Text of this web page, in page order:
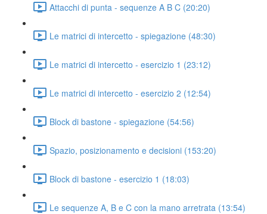
Attacchi di punta - sequenze A B C (20:20)
Le matrici di intercetto - spiegazione (48:30)
Le matrici di intercetto - esercizio 1 (23:12)
Le matrici di intercetto - esercizio 2 (12:54)
Block di bastone - spiegazione (54:56)
Spazio, posizionamento e decisioni (153:20)
Block di bastone - esercizio 1 (18:03)
Le sequenze A, B e C con la mano arretrata (13:54)